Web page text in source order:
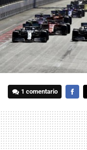
1 comentario